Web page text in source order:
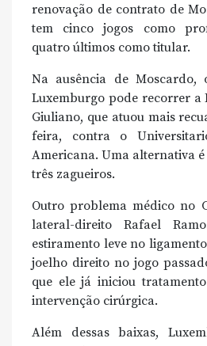
renovação de contrato de
tem cinco jogos como
quatro últimos como titular.
Na ausência de Moscardo,
Luxemburgo pode recorrer a
Giuliano, que atuou mais
feira, contra o
Americana. Uma alternativa
três zagueiros.
Outro problema médico no
lateral-direito Rafael
estiramento leve no
joelho direito no jogo
que ele já iniciou
intervenção cirúrgica.
Além dessas baixas,